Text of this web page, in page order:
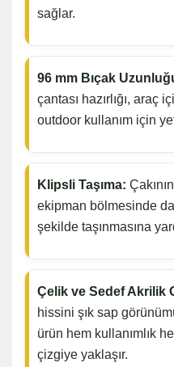
sağlar.
96 mm Bıçak
çantası hazırlığı, araç
outdoor kullanım için
Klipsli Taşıma:
ekipman bölmesinde
şekilde taşınmasına
Çelik ve Sedef Akrilik
hissini şık sap
ürün hem kullanımlık
çizgiye yaklaşır.